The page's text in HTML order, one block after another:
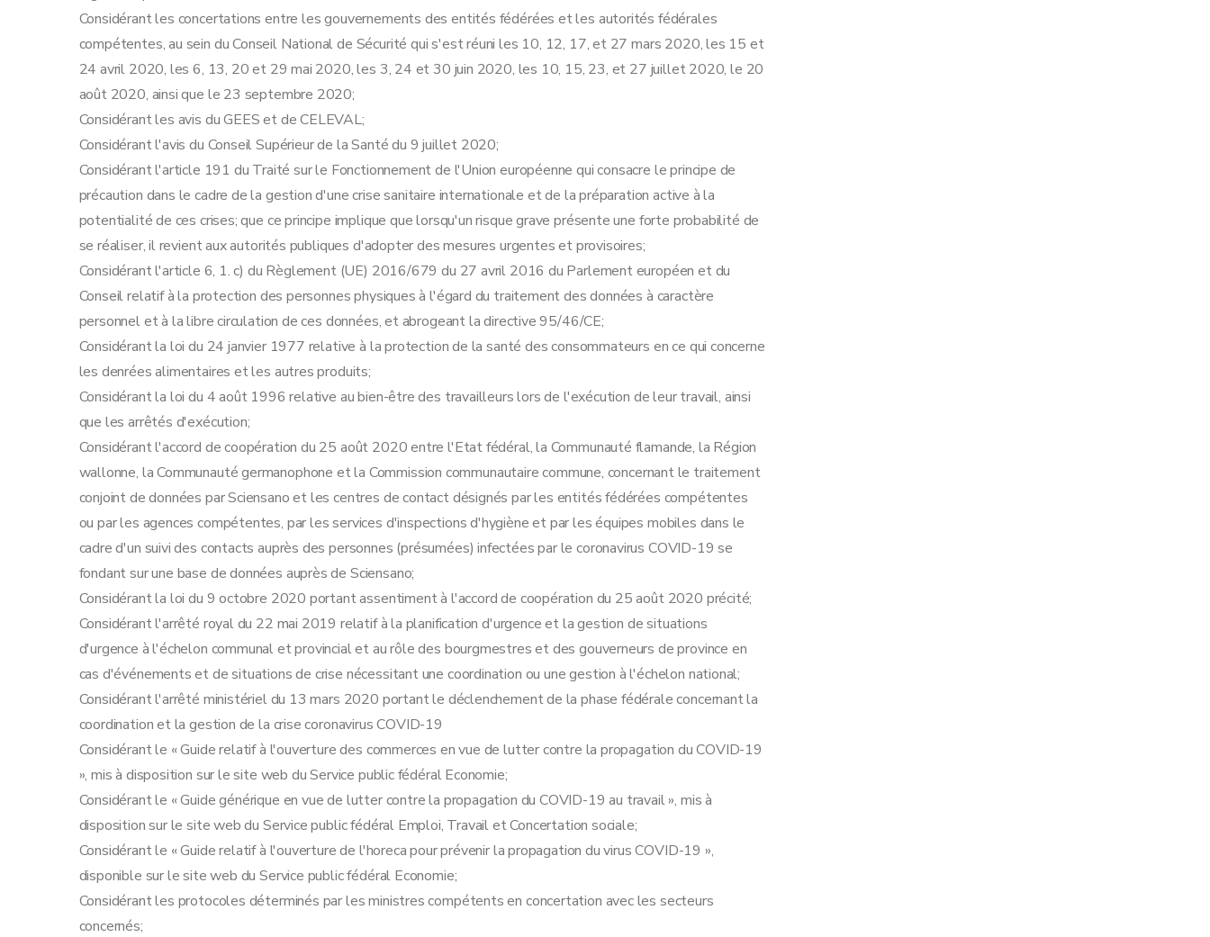
Art. 20
Chapitre 8 Frontières
Art. 21
Art. 22
Chapitre 9 Responsabilités individuelles
Art. 23
Art. 24
Art. 25
Chapitre 10 Sanctions
Art. 26
Chapitre 11 Dispositions finales et abrogatoires
Art. 27
Art. 28
Art. 29
Art. 30
Art. 31
Annexe
Annexe
Annexe
Annexe
Considérant les concertations entre les gouvernements des entités fédérées et les autorités fédérales
compétentes, au sein du Conseil National de Sécurité qui s'est réuni les 10, 12, 17, et 27 mars 2020, les 15 et
24 avril 2020, les 6, 13, 20 et 29 mai 2020, les 3, 24 et 30 juin 2020, les 10, 15, 23, et 27 juillet 2020, le 20
août 2020, ainsi que le 23 septembre 2020;
Considérant les avis du GEES et de CELEVAL;
Considérant l'avis du Conseil Supérieur de la Santé du 9 juillet 2020;
Considérant l'article 191 du Traité sur le Fonctionnement de l'Union européenne qui consacre le principe de
précaution dans le cadre de la gestion d'une crise sanitaire internationale et de la préparation active à la
potentialité de ces crises; que ce principe implique que lorsqu'un risque grave présente une forte probabilité de
se réaliser, il revient aux autorités publiques d'adopter des mesures urgentes et provisoires;
Considérant l'article 6, 1. c) du Règlement (UE) 2016/679 du 27 avril 2016 du Parlement européen et du
Conseil relatif à la protection des personnes physiques à l'égard du traitement des données à caractère
personnel et à la libre circulation de ces données, et abrogeant la directive 95/46/CE;
Considérant la loi du 24 janvier 1977 relative à la protection de la santé des consommateurs en ce qui concerne
les denrées alimentaires et les autres produits;
Considérant la loi du 4 août 1996 relative au bien-être des travailleurs lors de l'exécution de leur travail, ainsi
que les arrêtés d'exécution;
Considérant l'accord de coopération du 25 août 2020 entre l'Etat fédéral, la Communauté flamande, la Région
wallonne, la Communauté germanophone et la Commission communautaire commune, concernant le traitement
conjoint de données par Sciensano et les centres de contact désignés par les entités fédérées compétentes
ou par les agences compétentes, par les services d'inspections d'hygiène et par les équipes mobiles dans le
cadre d'un suivi des contacts auprès des personnes (présumées) infectées par le coronavirus COVID-19 se
fondant sur une base de données auprès de Sciensano;
Considérant la loi du 9 octobre 2020 portant assentiment à l'accord de coopération du 25 août 2020 précité;
Considérant l'arrêté royal du 22 mai 2019 relatif à la planification d'urgence et la gestion de situations
d'urgence à l'échelon communal et provincial et au rôle des bourgmestres et des gouverneurs de province en
cas d'événements et de situations de crise nécessitant une coordination ou une gestion à l'échelon national;
Considérant l'arrêté ministériel du 13 mars 2020 portant le déclenchement de la phase fédérale concernant la
coordination et la gestion de la crise coronavirus COVID-19
Considérant le « Guide relatif à l'ouverture des commerces en vue de lutter contre la propagation du COVID-19
», mis à disposition sur le site web du Service public fédéral Economie;
Considérant le « Guide générique en vue de lutter contre la propagation du COVID-19 au travail », mis à
disposition sur le site web du Service public fédéral Emploi, Travail et Concertation sociale;
Considérant le « Guide relatif à l'ouverture de l'horeca pour prévenir la propagation du virus COVID-19 »,
disponible sur le site web du Service public fédéral Economie;
Considérant les protocoles déterminés par les ministres compétents en concertation avec les secteurs
concernés;